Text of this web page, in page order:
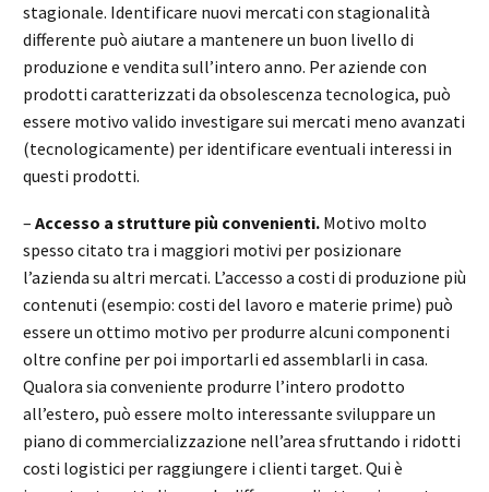
stagionale. Identificare nuovi mercati con stagionalità
differente può aiutare a mantenere un buon livello di
produzione e vendita sull’intero anno. Per aziende con
prodotti caratterizzati da obsolescenza tecnologica, può
essere motivo valido investigare sui mercati meno avanzati
(tecnologicamente) per identificare eventuali interessi in
questi prodotti.
– Accesso a strutture più convenienti. Motivo molto
spesso citato tra i maggiori motivi per posizionare
l’azienda su altri mercati. L’accesso a costi di produzione più
contenuti (esempio: costi del lavoro e materie prime) può
essere un ottimo motivo per produrre alcuni componenti
oltre confine per poi importarli ed assemblarli in casa.
Qualora sia conveniente produrre l’intero prodotto
all’estero, può essere molto interessante sviluppare un
piano di commercializzazione nell’area sfruttando i ridotti
costi logistici per raggiungere i clienti target. Qui è